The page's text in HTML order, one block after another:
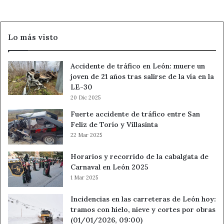
Evita: cargar con tareas que nadie te ha pedido de forma
clara.
Trabajo/Dinero: no adelantes dinero si el acuerdo no
está definido.
Bienestar: dormir, ordenar la habitación o bajar luces te
sentará bien.
Acción de 60 segundos: bloquea en la agenda un rato sin
compromisos.
LEO
Te conviene: escuchar una opinión antes de mover ficha
en un plan.
Evita: tomar el liderazgo de todo si no te corresponde
organizarlo.
Ángeles
de
San
Rafael
y
Vegas
Matute
Lo más visto
Accidente de tráfico en León: muere un
joven de 21 años tras salirse de la vía en la
LE-30
20 Dic 2025
Fuerte accidente de tráfico entre San
Feliz de Torío y Villasinta
22 Mar 2025
Horarios y recorrido de la cabalgata de
Carnaval en León 2025
1 Mar 2025
Incidencias en las carreteras de León hoy:
tramos con hielo, nieve y cortes por obras
(01/01/2026, 09:00)